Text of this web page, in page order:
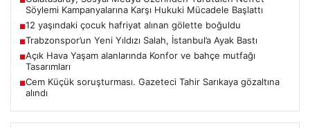
Söylemi Kampanyalarına Karşı Hukuki Mücadele Başlattı
■12 yaşındaki çocuk hafriyat alınan gölette boğuldu
■Trabzonspor’un Yeni Yıldızı Salah, İstanbul’a Ayak Bastı
■Açık Hava Yaşam alanlarında Konfor ve bahçe mutfağı
Tasarımları
■Cem Küçük soruşturması. Gazeteci Tahir Sarıkaya gözaltına
alındı